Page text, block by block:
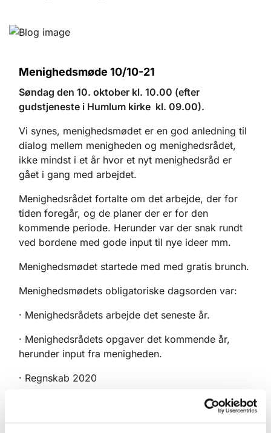
Menighedsmøde 10/10-21
Søndag den 10. oktober kl. 10.00 (efter
gudstjeneste i Humlum kirke kl. 09.00).
Vi synes, menighedsmødet er en god anledning til
dialog mellem menigheden og menighedsrådet,
ikke mindst i et år hvor et nyt menighedsråd er
gået i gang med arbejdet.
Menighedsrådet fortalte om det arbejde, der for
tiden foregår, og de planer der er for den
kommende periode. Herunder var der snak rundt
ved bordene med gode input til nye ideer mm.
Menighedsmødet startede med med gratis brunch.
Menighedsmødets obligatoriske dagsorden var:
· Menighedsrådets arbejde det seneste år.
· Menighedsrådets opgaver det kommende år,
herunder input fra menigheden.
· Regnskab 2020
· Eventuelt